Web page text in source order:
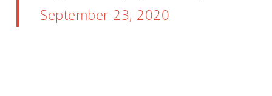
September 23, 2020